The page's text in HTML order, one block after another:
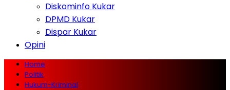
Diskominfo Kukar
DPMD Kukar
Dispar Kukar
Opini
Home
Politik
Hukum-Kriminal